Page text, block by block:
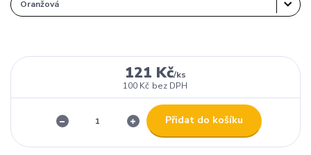
121 Kč/ks
100 Kč bez DPH
Přidat do košíku